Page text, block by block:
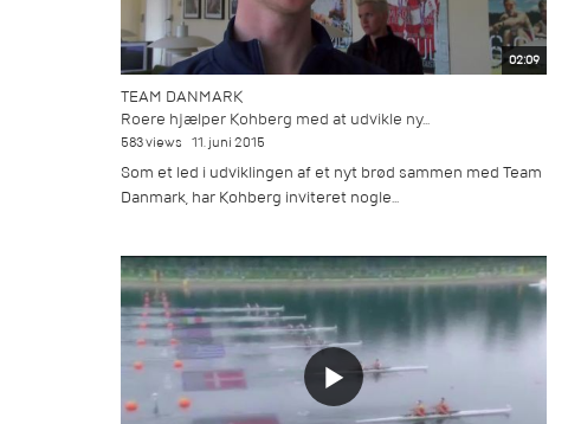
02:09
TEAM DANMARK
Roere hjælper Kohberg med at udvikle ny...
583 views 11. juni 2015
Som et led i udviklingen af et nyt brød sammen med Team
Danmark, har Kohberg inviteret nogle...